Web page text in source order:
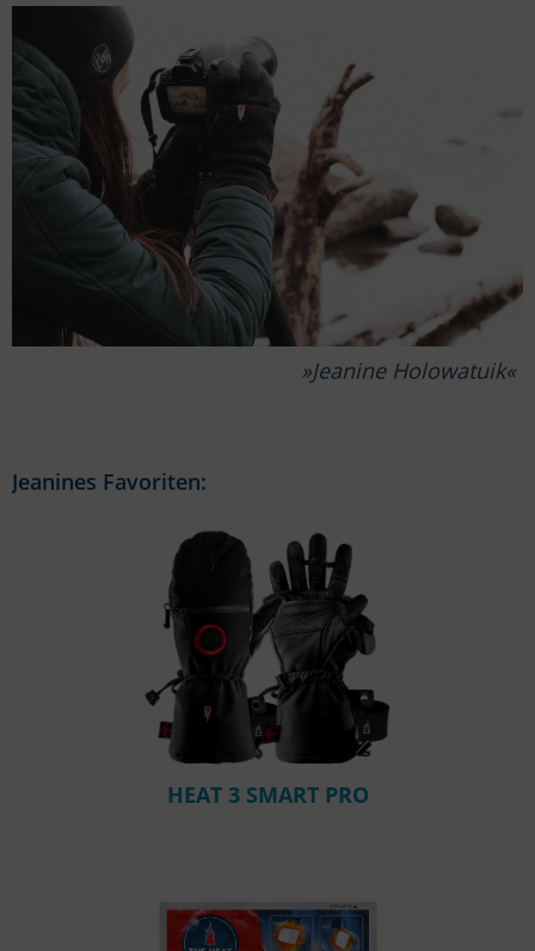
Jeanine Holowatuik
Jeanines Favoriten:
HEAT 3 SMART PRO